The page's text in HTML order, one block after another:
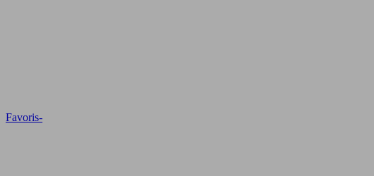
Favoris-